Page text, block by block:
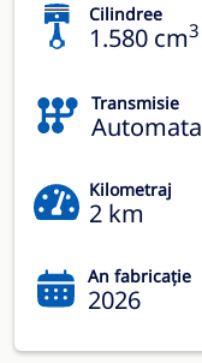
Cilindree
1.580 cm3
Transmisie
Automata
Kilometraj
2 km
An fabricație
2026